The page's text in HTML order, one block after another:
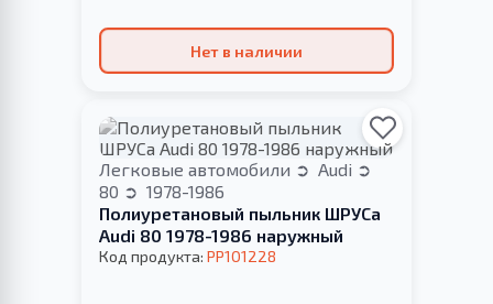
Нет в наличии
Легковые автомобили
Audi
80
1978-1986
Полиуретановый пыльник ШРУСа
Audi 80 1978-1986 наружный
Код продукта: PP101228